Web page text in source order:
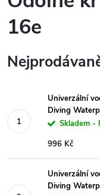
16e
Univerzální
Diving
Skladem -
996 Kč
Univerzální
Diving